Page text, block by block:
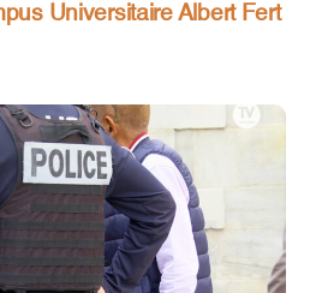
Universitaire Albert Fert